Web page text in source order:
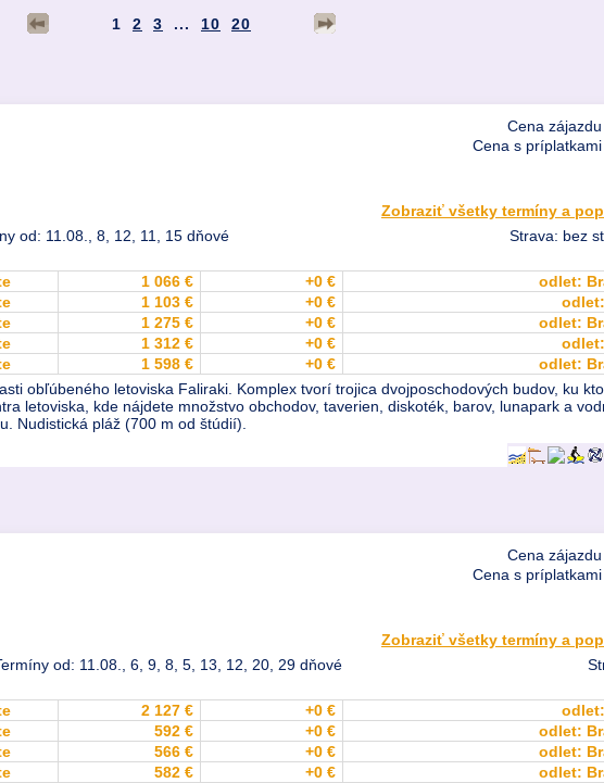
1 2 3 ... 10 20
Cena
Cena s príplatkami
Zobraziť všetky termíny a
od: 11.08., 8, 12, 11, 15 dňové
Strava: bez
1 066 € +0 €
odlet:
1 103 € +0 €
1 275 € +0 €
odlet:
1 312 € +0 €
1 598 € +0 €
odlet:
obľúbeného letoviska Faliraki. Komplex tvorí trojica dvojposchodových budov, ku
letoviska, kde nájdete množstvo obchodov, taverien, diskoték, barov, lunapark a
Nudistická pláž (700 m od štúdií).
Cena
Cena s príplatkami
Zobraziť všetky termíny a
od: 11.08., 6, 9, 8, 5, 13, 12, 20, 29 dňové
2 127 € +0 €
592 € +0 €
odlet:
566 € +0 €
odlet:
582 € +0 €
odlet: